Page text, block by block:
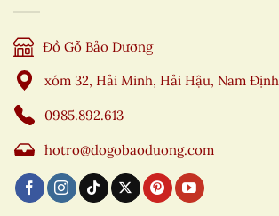
Đồ Gỗ Bảo Dương
xóm 32, Hải Minh, Hải Hậu, Nam Định
0985.892.613
hotro@dogobaoduong.com